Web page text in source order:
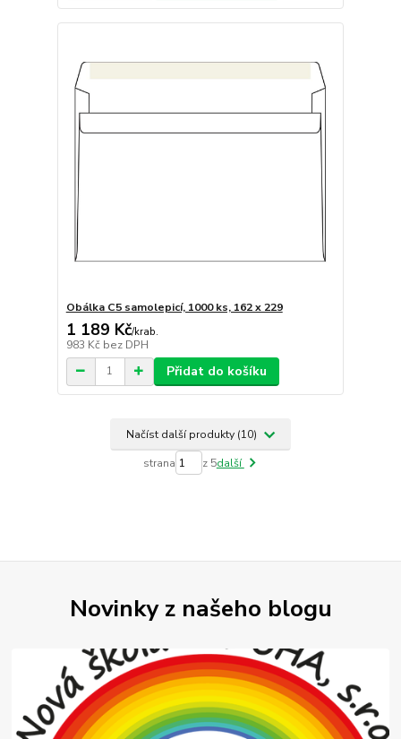
Obálka C5 samolepicí, 1000 ks, 162 x 229
1 189 Kč/krab.
983 Kč bez DPH
Přidat do košíku
Načíst další produkty (10)
strana z 5další
Novinky z našeho blogu